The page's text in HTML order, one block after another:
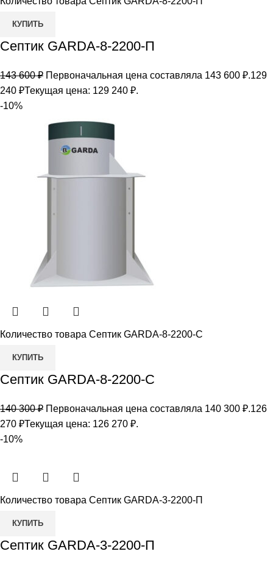
КУПИТЬ
Септик GARDA-8-2200-П
143 600₽ Первоначальная цена составляла 143 600 ₽.129
240 ₽Текущая цена: 129 240 ₽.
-10%
Количество товара Септик GARDA-8-2200-С
КУПИТЬ
Септик GARDA-8-2200-С
140 300₽ Первоначальная цена составляла 140 300 ₽.126
270 ₽Текущая цена: 126 270 ₽.
-10%
Количество товара Септик GARDA-3-2200-П
КУПИТЬ
Септик GARDA-3-2200-П